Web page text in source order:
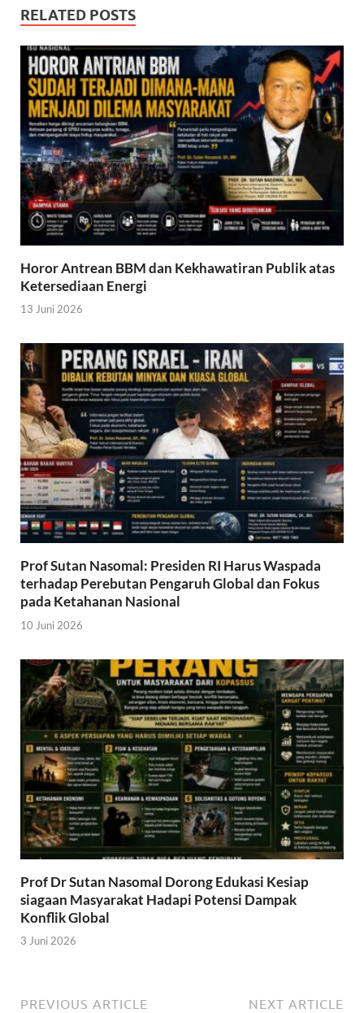
RELATED POSTS
Horor Antrean BBM dan Kekhawatiran Publik atas
Ketersediaan Energi
13 Juni 2026
Prof Sutan Nasomal: Presiden RI Harus Waspada
terhadap Perebutan Pengaruh Global dan Fokus
pada Ketahanan Nasional
10 Juni 2026
Prof Dr Sutan Nasomal Dorong Edukasi Kesiap
siagaan Masyarakat Hadapi Potensi Dampak
Konflik Global
3 Juni 2026
PREVIOUS ARTICLE NEXT ARTICLE